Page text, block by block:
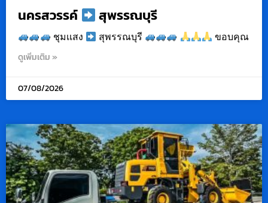
นครสวรรค์ สุพรรณบุรี
ชุมเเสง สุพรรณบุรี ขอบคุณ
ดูเพิ่มเติม »
07/08/2026